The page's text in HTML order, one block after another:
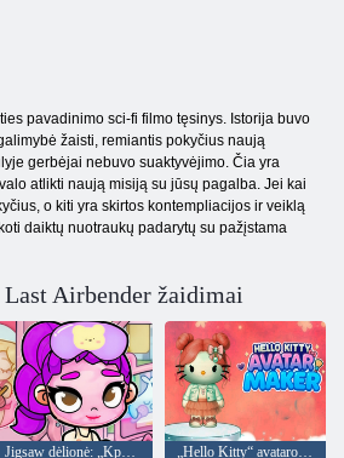
pavadinimo sci-fi filmo tęsinys. Istorija buvo
žaisti, remiantis pokyčius naują
gerbėjai nebuvo suaktyvėjimo. Čia yra
atlikti naują misiją su jūsų pagalba. Jei kai
o kiti yra skirtos kontempliacijos ir veiklą
daiktų nuotraukų padarytų su pažįstama
Airbender žaidimai
Jigsaw dėlionė: „Kpop Huntr/X Avatar Pajama“ vakarėlis „Hello Kitty“ avataro gamintojas